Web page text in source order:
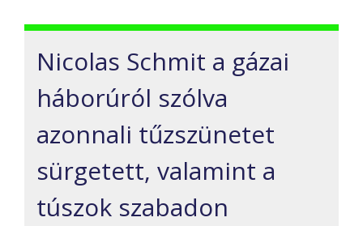
Nicolas Schmit a gázai
háborúról szólva
azonnali tűzszünetet
sürgetett, valamint a
túszok szabadon